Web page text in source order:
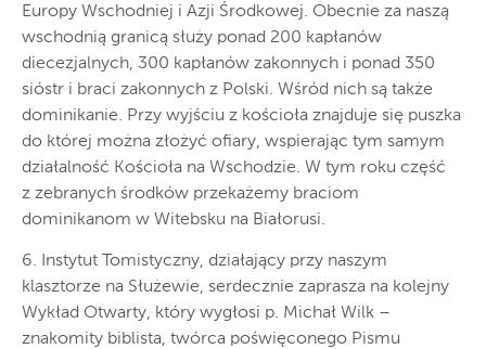
Europy Wschodniej i Azji Środkowej. Obecnie za naszą
wschodnią granicą służy ponad 200 kapłanów
diecezjalnych, 300 kapłanów zakonnych i ponad 350
sióstr i braci zakonnych z Polski. Wśród nich są także
dominikanie. Przy wyjściu z kościoła znajduje się puszka
do której można złożyć ofiary, wspierając tym samym
działalność Kościoła na Wschodzie. W tym roku część
z zebranych środków przekażemy braciom
dominikanom w Witebsku na Białorusi.
6. Instytut Tomistyczny, działający przy naszym
klasztorze na Służewie, serdecznie zaprasza na kolejny
Wykład Otwarty, który wygłosi p. Michał Wilk –
znakomity biblista, twórca poświęconego Pismu